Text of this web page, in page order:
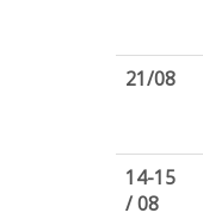
21/08
14-15
/ 08